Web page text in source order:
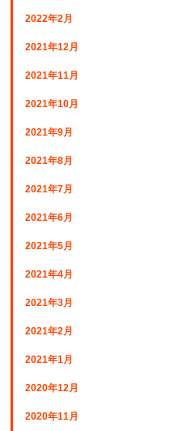
2022年2月
2021年12月
2021年11月
2021年10月
2021年9月
2021年8月
2021年7月
2021年6月
2021年5月
2021年4月
2021年3月
2021年2月
2021年1月
2020年12月
2020年11月